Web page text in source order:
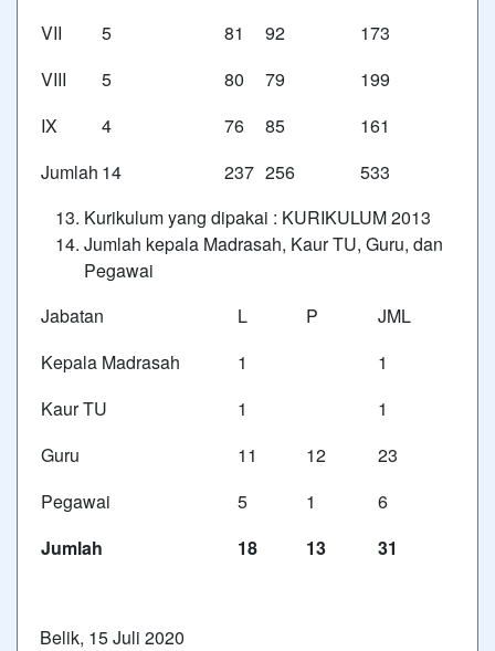
VII 5 81 92
173
VIII
5 80 79
199
IX
4 76 85
161
Jumlah 14 237 256
533
Kurikulum yang dipakai : KURIKULUM 2013
Jumlah kepala Madrasah, Kaur TU, Guru, dan
Pegawai
Jabatan
L P
JML
Kepala Madrasah
1
1
Kaur TU
1
1
Guru
11 12
23
Pegawai
5 1
6
Jumlah
18 13 31
Belik, 15 Juli 2020